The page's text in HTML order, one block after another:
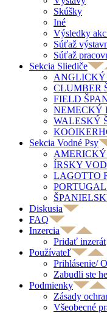
Skúšky
Iné
Výsledky
Súťaž
Súťaž
Sekcia Sliediče
ANGLICKÝ
CLUMBER
FIELD
NEMECKÝ
WALESKÝ
Sekcia Vodné Psy
ÍRSKY
LAGOTTO
Diskusia
FAQ
Inzercia
Pridať inzerát
Používateľ
Prihlásenie/
Zabudli ste
Podmienky
Zásady
Všeobecné